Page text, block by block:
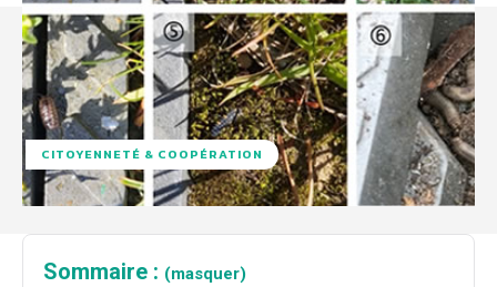
CITOYENNETÉ & COOPÉRATION
Sommaire : (masquer)